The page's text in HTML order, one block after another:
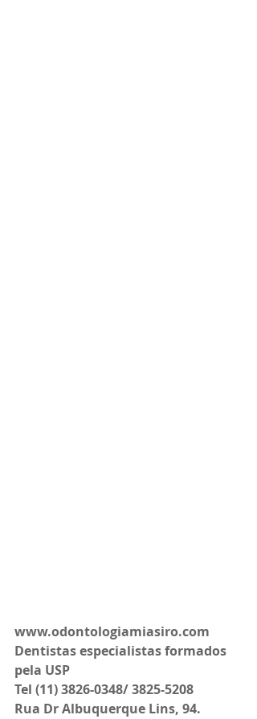
www.odontologiamiasiro.com
Dentistas especialistas formados
pela USP
Tel (11) 3826-0348/ 3825-5208
Rua Dr Albuquerque Lins, 94.